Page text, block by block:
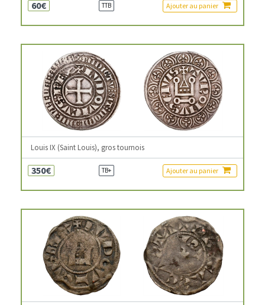
60€ TTB Ajouter au panier
Louis IX (Saint Louis), gros tournois
350€ TB+ Ajouter au panier